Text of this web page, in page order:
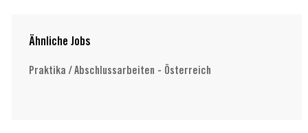
Ähnliche Jobs
Praktika / Abschlussarbeiten - Österreich